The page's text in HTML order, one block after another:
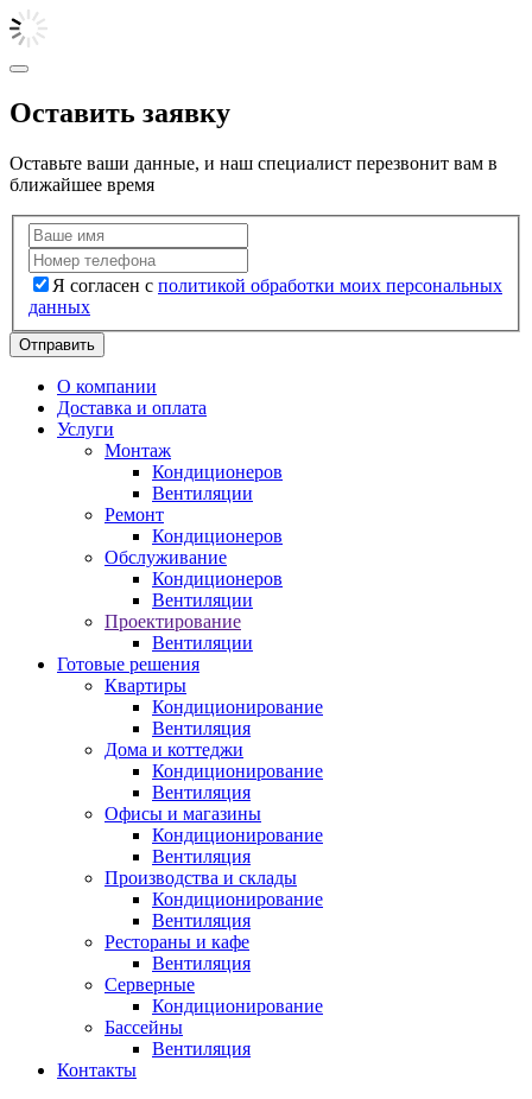
Оставить заявку
Оставьте ваши данные, и наш специалист перезвонит вам в
ближайшее время
Я согласен с политикой обработки моих персональных
данных
Отправить
О компании
Доставка и оплата
Услуги
Монтаж
Кондиционеров
Вентиляции
Ремонт
Кондиционеров
Обслуживание
Кондиционеров
Вентиляции
Проектирование
Вентиляции
Готовые решения
Квартиры
Кондиционирование
Вентиляция
Дома и коттеджи
Кондиционирование
Вентиляция
Офисы и магазины
Кондиционирование
Вентиляция
Производства и склады
Кондиционирование
Вентиляция
Рестораны и кафе
Вентиляция
Серверные
Кондиционирование
Бассейны
Вентиляция
Контакты